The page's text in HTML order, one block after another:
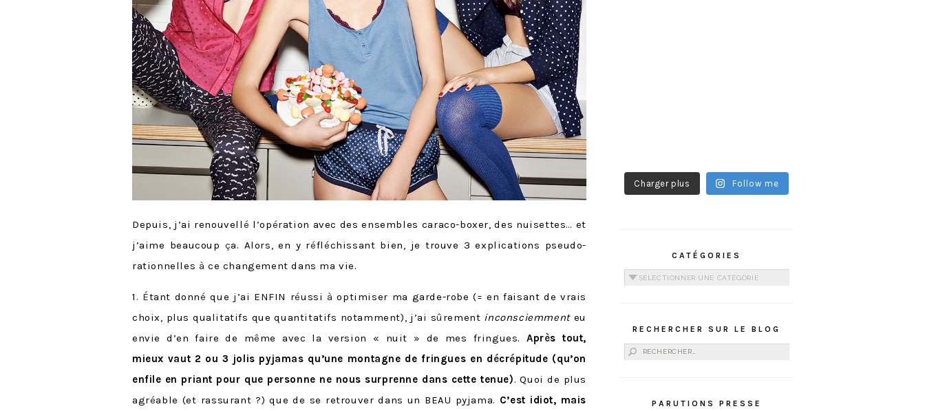
Depuis, j’ai renouvellé l’opération avec des ensembles caraco-boxer, des nuisettes… et
j’aime beaucoup ça. Alors, en y réfléchissant bien, je trouve 3 explications pseudo-
rationnelles à ce changement dans ma vie.
1. Étant donné que j’ai ENFIN réussià optimiser ma garde-robe (= en faisant de vrais
choix, plus qualitatifs que quantitatifs notamment), j’ai sû rement inconsciemmenteu
envie d’en faire de même avec la version « nuit » de mes fringues. Après tout,
mieux vaut 2 ou 3 jolis pyjamas qu’une montagne de fringues en décrépitude (qu’on
enfile en priant pour que personne ne nous surprenne dans cette tenue). Quoi de plus
agréable (et rassurant ?) que de se retrouver dans un BEAU pyjama. C’est idiot, mais
Charger plus Follow me
CATÉGORIES
Catégories
RECHERCHER SUR LE BLOG
Rechercher :
PARUTIONS PRESSE